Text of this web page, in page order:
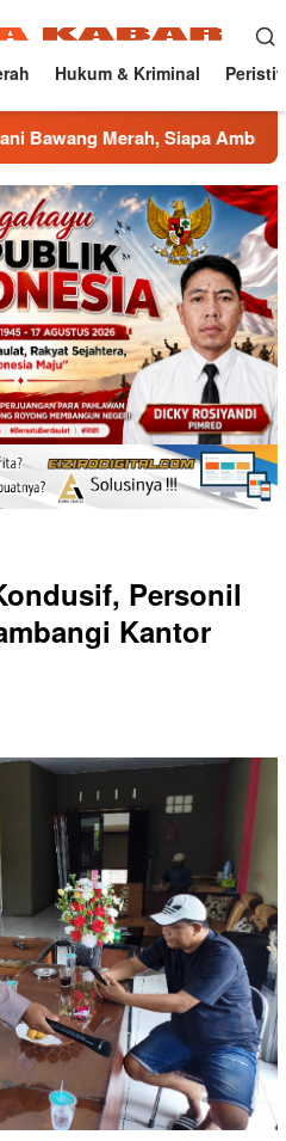
Hukum & Kriminal
Siapa Ambil Untung ???
Personil
Kantor